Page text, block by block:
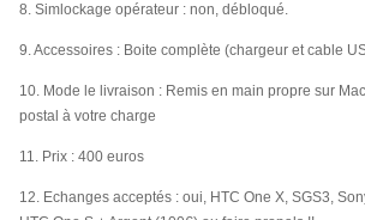
8. Simlockage opérateur : non, débloqué.
9. Accessoires : Boite complète (chargeur et cable
10. Mode le livraison : Remis en main propre sur
postal à votre charge
11. Prix : 400 euros
12. Echanges acceptés : oui, HTC One X, SGS3,